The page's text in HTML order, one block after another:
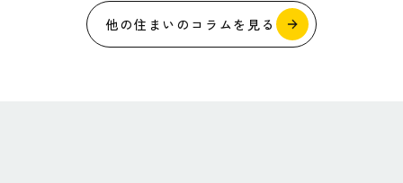
他の住まいのコラムを見る